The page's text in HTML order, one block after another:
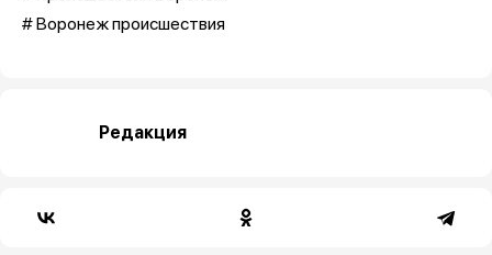
# Воронеж происшествия
Редакция